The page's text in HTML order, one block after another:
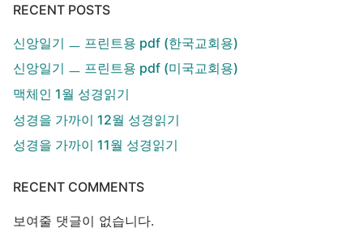
RECENT POSTS
신앙일기 ㅡ 프린트용 pdf (한국교회용)
신앙일기 ㅡ 프린트용 pdf (미국교회용)
맥체인 1월 성경읽기
성경을 가까이 12월 성경읽기
성경을 가까이 11월 성경읽기
RECENT COMMENTS
보여줄 댓글이 없습니다.